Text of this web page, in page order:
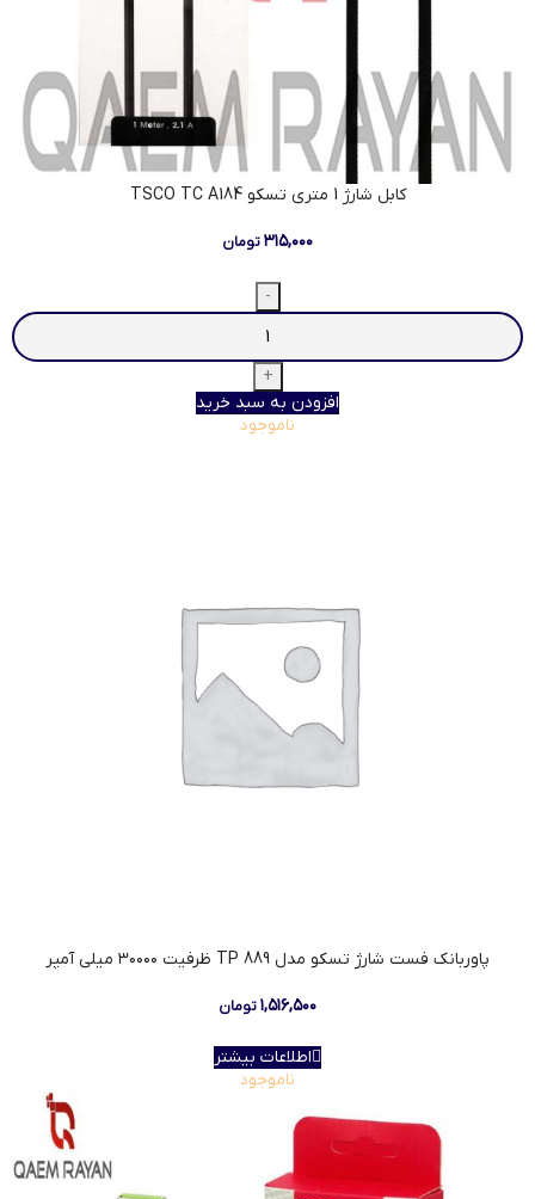
کابل شارژ 1 متری تسکو TSCO TC A184
۳۱۵,۰۰۰تومان
افزودن به سبد خرید
ناموجود
پاوربانک فست شارژ تسکو مدل TP 889 ظرفیت ۳۰۰۰۰ میلی آمپر
۱,۵۱۶,۵۰۰تومان
اطلاعات بیشتر
ناموجود